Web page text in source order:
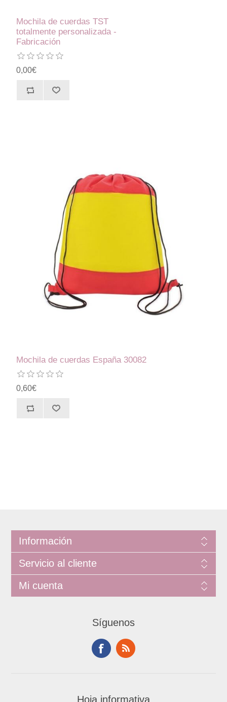
Mochila de cuerdas TST
totalmente personalizada -
Fabricación
0,00€
Mochila de cuerdas España 30082
0,60€
Información
Servicio al cliente
Mi cuenta
Síguenos
Hoja informativa